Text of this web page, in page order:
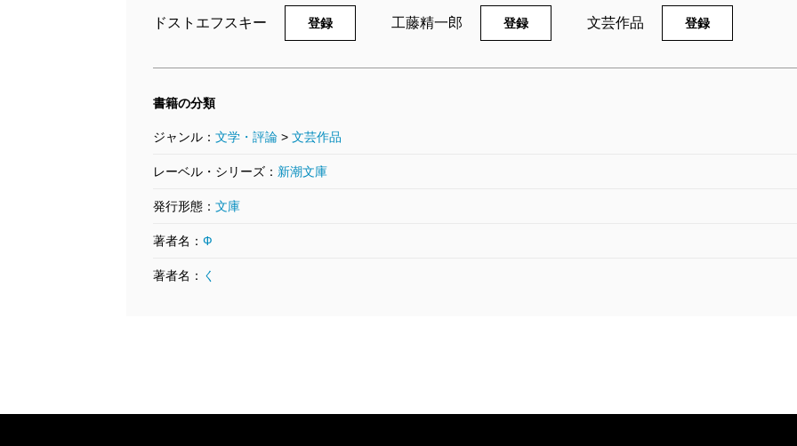
ドストエフスキー 登録 工藤精一郎 登録 文芸作品 登録
書籍の分類
ジャンル： 文学・評論 > 文芸作品
レーベル・シリーズ： 新潮文庫
発行形態： 文庫
著者名： Ф
著者名： く